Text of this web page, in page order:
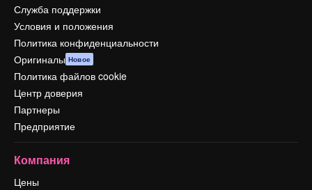
Служба поддержки
Условия и положения
Политика конфиденциальности
Оригиналы Новое
Политика файлов cookie
Центр доверия
Партнеры
Предприятие
Компания
Цены